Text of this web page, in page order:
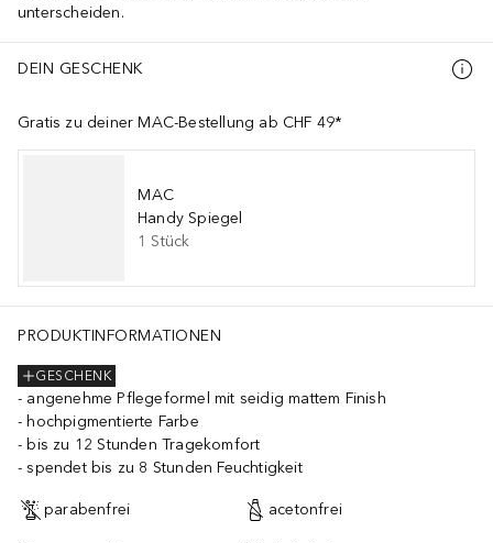
unterscheiden.
DEIN GESCHENK
Gratis zu deiner MAC-Bestellung ab CHF 49*
MAC
Handy Spiegel
1 Stück
PRODUKTINFORMATIONEN
GESCHENK
angenehme Pflegeformel mit seidig mattem Finish
hochpigmentierte Farbe
bis zu 12 Stunden Tragekomfort
spendet bis zu 8 Stunden Feuchtigkeit
parabenfrei acetonfrei